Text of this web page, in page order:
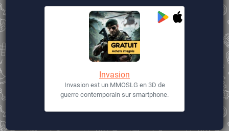
Invasion
Invasion est un MMOSLG en 3D de
guerre contemporain sur smartphone.